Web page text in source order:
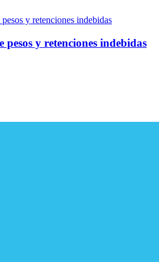
y retenciones indebidas